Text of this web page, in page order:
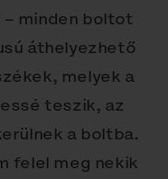
minden boltot
áthelyezhető
melyek a
teszik, az
a boltba.
felel meg nekik